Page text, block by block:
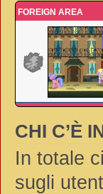
FOREIGN AREA
CHI C’È
In totale
sugli